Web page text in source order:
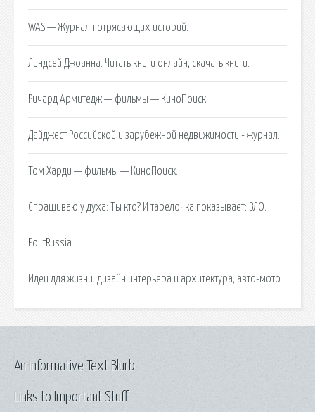
WAS — Журнал потрясающих историй.
Линдсей Джоанна. Читать книги онлайн, скачать книги.
Ричард Армитедж — фильмы — КиноПоиск.
Дайджест Российской и зарубежной недвижимости - журнал.
Том Харди — фильмы — КиноПоиск.
Спрашиваю у духа: Ты кто? И тарелочка показывает: ЗЛО.
PolitRussia.
Идеи для жизни: дизайн интерьера и архитектура, авто-мото.
Links to Important Stuff
An Informative Text Blurb